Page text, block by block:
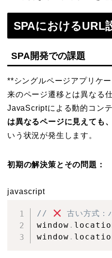
SPAにおけるURL
SPA開発での課題
**シングルページアプリケ
来のページ遷移とは異なる
JavaScriptによる動的コン
は異なるページに見えても
いう状況が発生します。
初期の解決策とその問題：
javascript
//
古い方式：
window .
window .